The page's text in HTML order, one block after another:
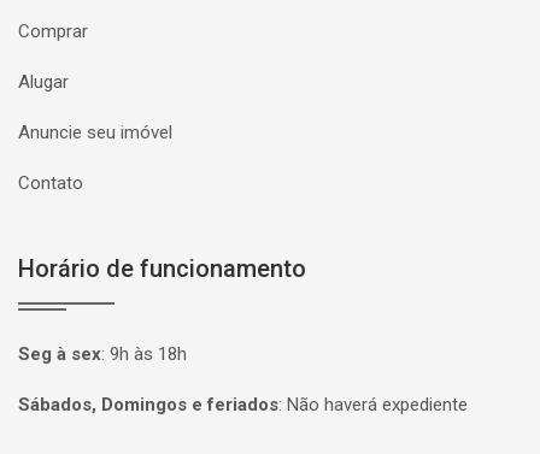
Comprar
Alugar
Anuncie seu imóvel
Contato
Horário de funcionamento
Seg à sex: 9h às 18h
Sábados, Domingos e feriados: Não haverá expediente